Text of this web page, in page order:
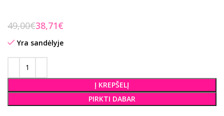
49,00€38,71€
Yra sandėlyje
Į KREPŠELĮ
PIRKTI DABAR